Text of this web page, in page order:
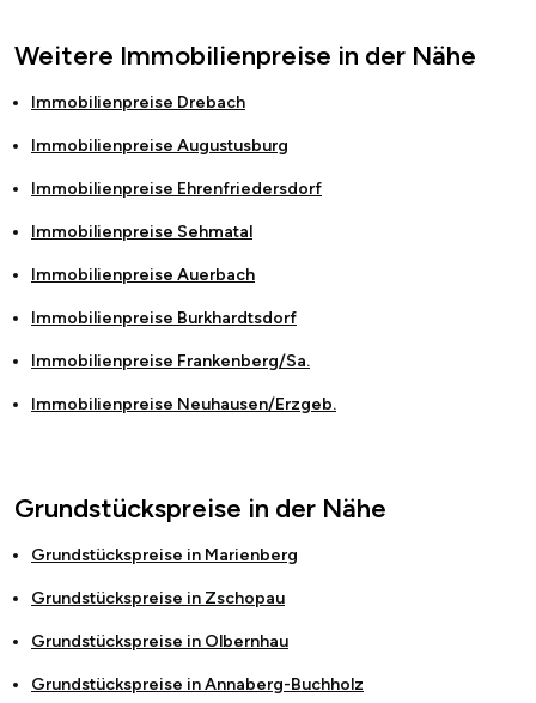
Weitere Immobilienpreise in der Nähe
Immobilienpreise Drebach
Immobilienpreise Augustusburg
Immobilienpreise Ehrenfriedersdorf
Immobilienpreise Sehmatal
Immobilienpreise Auerbach
Immobilienpreise Burkhardtsdorf
Immobilienpreise Frankenberg/Sa.
Immobilienpreise Neuhausen/Erzgeb.
Grundstückspreise in der Nähe
Grundstückspreise in Marienberg
Grundstückspreise in Zschopau
Grundstückspreise in Olbernhau
Grundstückspreise inAnnaberg-Buchholz